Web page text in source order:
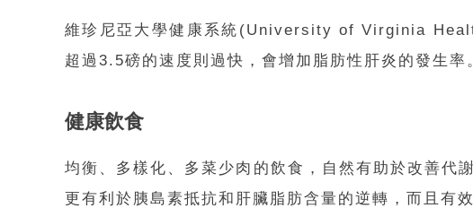
維珍尼亞大學健康系統(University of Virginia
超過3.5磅的速度則過快，會增加脂肪性肝炎的發生率
健康飲食
均衡、多樣化、多菜少肉的飲食，自然有助於改善代
更有利於胰島素抵抗和肝臟脂肪含量的逆轉，而且有